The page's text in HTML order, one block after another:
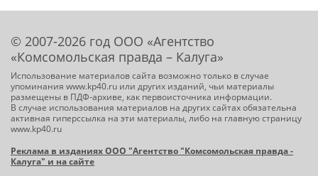
© 2007-2026 год ООО «Агентство
«Комсомольская правда – Калуга»
Использование материалов сайта возможно только в случае
упоминания www.kp40.ru или других изданий, чьи материалы
размещены в ПДФ-архиве, как первоисточника информации.
В случае использования материалов на других сайтах обязательна
активная гиперссылка на эти материалы, либо на главную страницу
www.kp40.ru
Реклама в изданиях ООО "Агентство "Комсомольская правда -
Калуга" и на сайте